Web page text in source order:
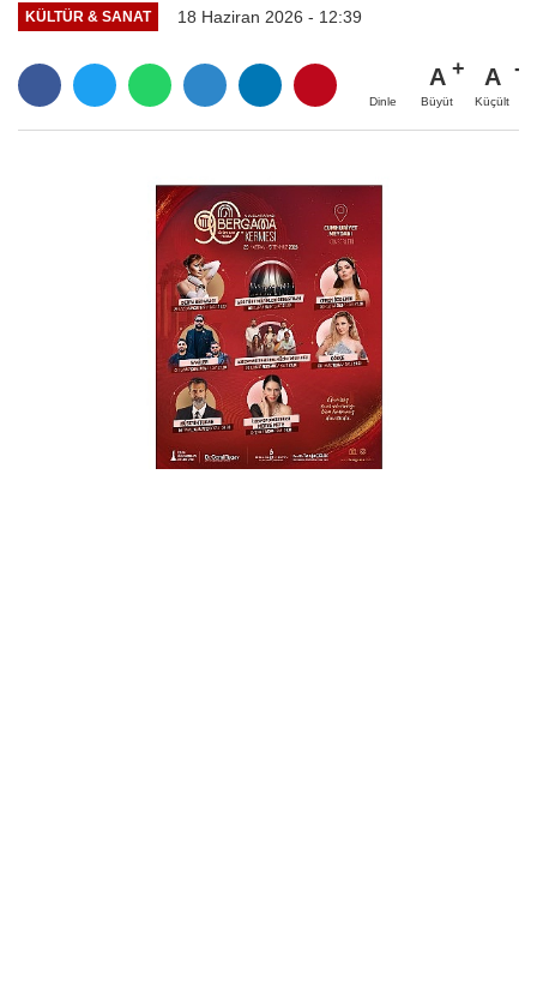
KÜLTÜR & SANAT 18 Haziran 2026 - 12:39
Dinle
A
Büyüt
A
Küçült